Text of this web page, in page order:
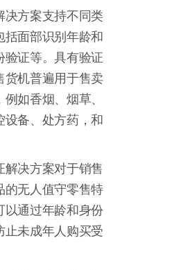
决方案支持不同类
面部识别年龄和
证等。具有验证
货机普遍用于售卖
如香烟、烟草、
备、处方药，和
决方案对于销售
的无人值守零售特
以通过年龄和身份
未成年人购买受